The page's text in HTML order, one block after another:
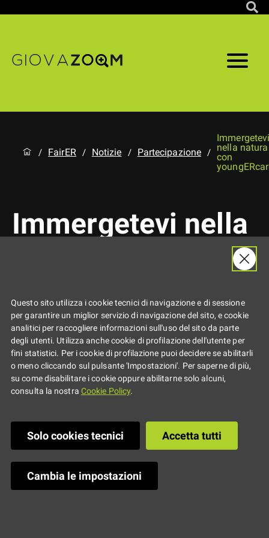
/ FairER / Notizie / Partecipazione /
nella natura
con
Immergetevi nella
youngERcard!
Dall'agricoltura biologica alla
tutela degli animali. Scoprite i
progetti attivi
“In ogni passeggiata
nella natura l’uomo
riceve molto di più
Questo sito utilizza i cookie tecnici di navigazione e di sessione
per garantire un miglior servizio di navigazione del sito, e cookie
analitici per raccogliere informazioni sull'uso del sito da parte
degli utenti. Utilizza anche cookie di profilazione dell'utente per
fini statistici. Per i cookie di profilazione puoi decidere se abilitarli
o meno cliccando sul pulsante 'Impostazioni'. Per saperne di più,
su come disabilitare i cookie oppure abilitarne solo alcuni,
consulta la nostra Cookie Policy.
Solo cookies tecnici Accetta tutti
Cambia le impostazioni